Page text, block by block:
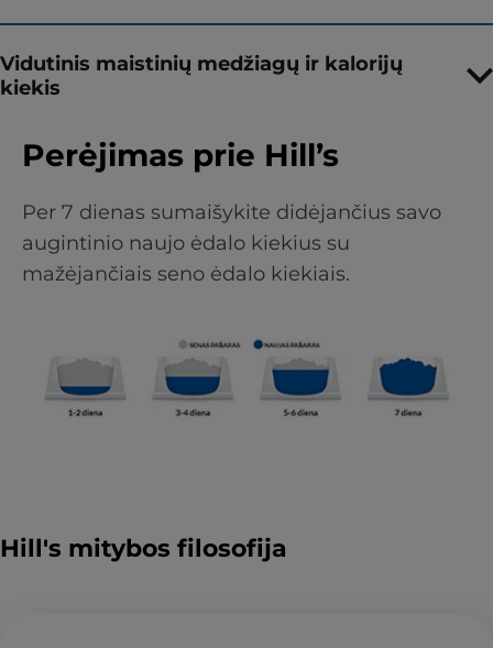
Vidutinis maistinių medžiagų ir kalorijų
kiekis
Perėjimas prie Hill’s
Per 7 dienas sumaišykite didėjančius savo
augintinio naujo ėdalo kiekius su
mažėjančiais seno ėdalo kiekiais.
Hill's mitybos filosofija